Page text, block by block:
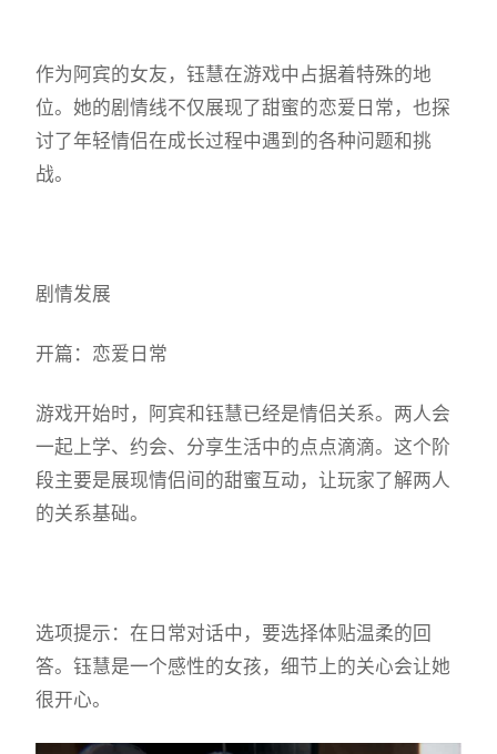
作为阿宾的女友，钰慧在游戏中占据着特殊的地
位。她的剧情线不仅展现了甜蜜的恋爱日常，也探
讨了年轻情侣在成长过程中遇到的各种问题和挑
战。
剧情发展
开篇：恋爱日常
游戏开始时，阿宾和钰慧已经是情侣关系。两人会
一起上学、约会、分享生活中的点点滴滴。这个阶
段主要是展现情侣间的甜蜜互动，让玩家了解两人
的关系基础。
选项提示：在日常对话中，要选择体贴温柔的回
答。钰慧是一个感性的女孩，细节上的关心会让她
很开心。